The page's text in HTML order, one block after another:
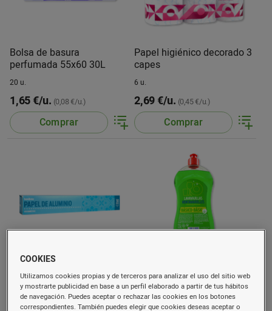
Bolsa de basura
perfumada 55x60 30L
20 u.
1,65 €/u. (0,08 €/u.)
Comprar
Papel higiénico decorado 3
capes
6 u.
2,69 €/u. (0,45 €/u.)
Comprar
Papel aluminio uso
doméstico
30 m
Lavavajillas verde
1 l
COOKIES
Utilizamos cookies propias y de terceros para analizar el uso del sitio web
y mostrarte publicidad en base a un perfil elaborado a partir de tus hábitos
de navegación. Puedes aceptar o rechazar las cookies en los botones
correspondientes. También puedes elegir que cookies deseas aceptar o